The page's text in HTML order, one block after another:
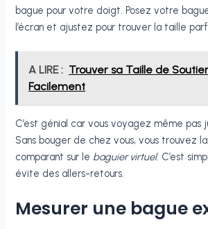
bague pour votre doigt. Posez votre
l’écran et ajustez pour trouver la taille
A LIRE : Trouver sa Taille de
Facilement
C’est génial car vous voyagez même pas
Sans bouger de chez vous, vous trouvez
comparant sur le baguier virtuel. C’est
évite des allers-retours.
Mesurer une bague